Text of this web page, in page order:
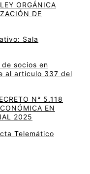
ORGÁNICA
DE
Sala
socios en
al artículo 337 del
N° 5.118
EN
2025
Telemático